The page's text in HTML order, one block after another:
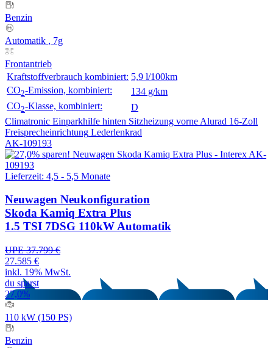
Benzin
Automatik , 7g
Frontantrieb
Kraftstoffverbrauch kombiniert: 5,9 l/100km
CO2-Emission, kombiniert:
134 g/km
CO2-Klasse, kombiniert:
D
Climatronic Einparkhilfe hinten Sitzheizung vorne Alurad 16-Zoll
Freisprecheinrichtung Lederlenkrad
AK-109193
Lieferzeit: 4,5 - 5,5 Monate
Neuwagen Neukonfiguration
Skoda Kamiq Extra Plus
1.5 TSI 7DSG 110kW Automatik
UPE 37.799 €
27.585 €
inkl. 19% MwSt.
du sparst
27,0%
110 kW (150 PS)
Benzin